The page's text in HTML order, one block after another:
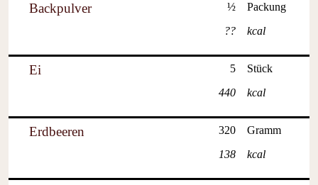
Backpulver
½
??
Packung
kcal
Ei
5
440
Stück
kcal
Erdbeeren
320
138
Gramm
kcal